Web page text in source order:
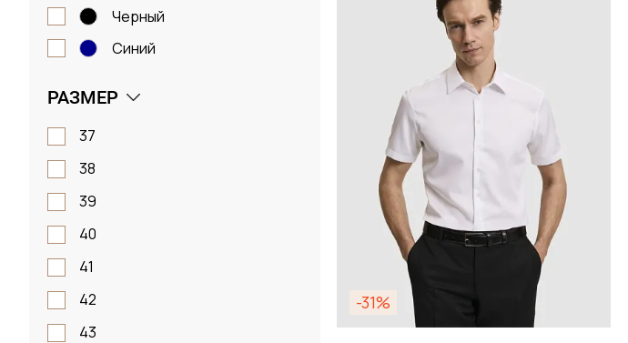
черный
синий
РАЗМЕР
37
38
39
40
41
42
43
Добавить в корзину
-31%